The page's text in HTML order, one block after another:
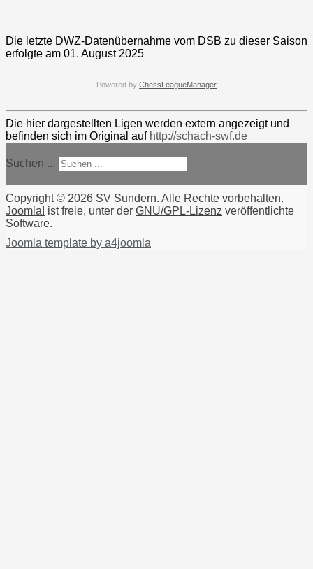
Die letzte DWZ-Datenübernahme vom DSB zu dieser Saison
erfolgte am 01. August 2025
Powered by ChessLeagueManager
Die hier dargestellten Ligen werden extern angezeigt und
befinden sich im Original auf http://schach-swf.de
Suchen ...
Copyright © 2026 SV Sundern. Alle Rechte vorbehalten.
Joomla! ist freie, unter der GNU/GPL-Lizenz veröffentlichte
Software.
Joomla template by a4joomla